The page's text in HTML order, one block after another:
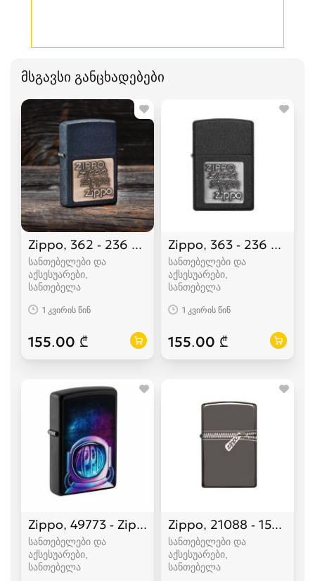
მსგავსი განცხადებები
Zippo, 362 - 236 Zippo Brass Emblem
სანთებელები და
აქსესუარები,
სანთებელა
1 კვირის წინ
155.00 ₾
Zippo, 363 - 236 Zippo
სანთებელები და
აქსესუარები,
სანთებელა
1 კვირის წინ
155.00 ₾
Zippo, 49773 - Zippo Astronaut Design
სანთებელები და
აქსესუარები,
სანთებელა
Zippo, 21088 - 150
სანთებელები და
აქსესუარები,
სანთებელა